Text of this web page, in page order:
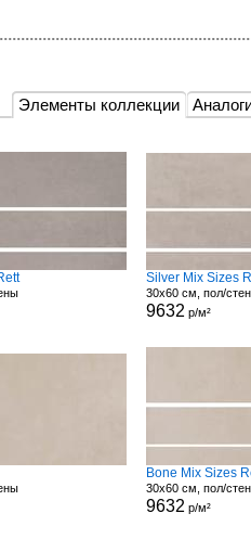
Элементы коллекции
Silver Mix Sizes
30x60 см, пол/
9632 р/м²
Bone Mix Sizes
30x60 см, пол/
9632 р/м²